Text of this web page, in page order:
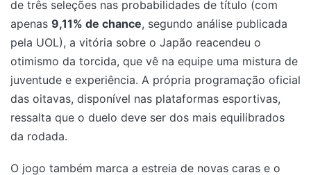
de três seleções nas probabilidades de título (com
apenas 9,11% de chance, segundo análise publicada
pela UOL), a vitória sobre o Japão reacendeu o
otimismo da torcida, que vê na equipe uma mistura de
juventude e experiência. A própria programação oficial
das oitavas, disponível nas plataformas esportivas,
ressalta que o duelo deve ser dos mais equilibrados
da rodada.
O jogo também marca a estreia de novas caras e o